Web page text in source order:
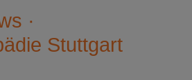
·
Stuttgart